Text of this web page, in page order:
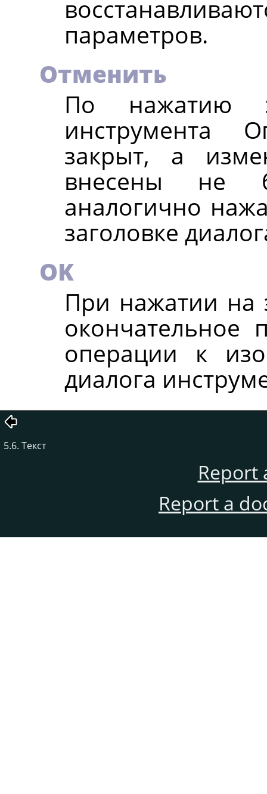
параметров.
Отменить
По нажатию
инструмента
закрыт, а
внесены не
аналогично
заголовке
OK
При нажатии на
окончательное
операции к
диалога
5.6. Текст
Report
Report a